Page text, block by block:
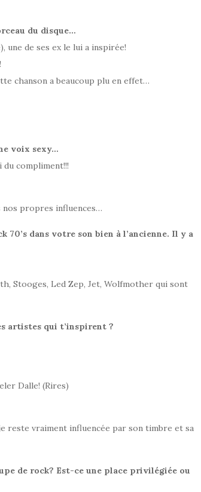
du disque…
une de ses ex le lui a inspirée!
chanson a beaucoup plu en effet…
voix sexy…
du compliment!!!
nos propres influences…
70’s dans votre son bien à l’ancienne. Il y a
Stooges, Led Zep, Jet, Wolfmother qui sont
artistes qui t’inspirent ?
Dalle! (Rires)
reste vraiment influencée par son timbre et sa
de rock? Est-ce une place privilégiée ou